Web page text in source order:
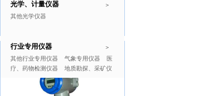
>
光学、计量仪器
其他光学仪器
>
行业专用仪器
其他行业专用仪器 气象专用仪器
医
疗、药物检测仪器
地质勘探、采矿仪
推广商品 更多>>